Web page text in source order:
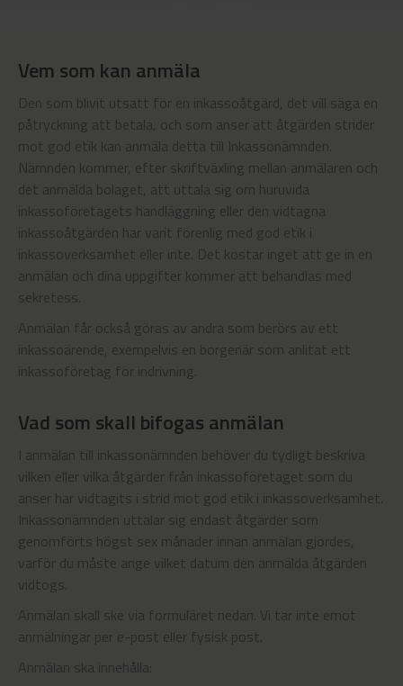
Vem som kan anmäla
Den som blivit utsatt för en inkassoåtgärd, det vill säga en
påtryckning att betala, och som anser att åtgärden strider
mot god etik kan anmäla detta till Inkassonämnden.
Nämnden kommer, efter skriftväxling mellan anmälaren och
det anmälda bolaget, att uttala sig om huruvida
inkassoföretagets handläggning eller den vidtagna
inkassoåtgärden har varit förenlig med god etik i
inkassoverksamhet eller inte. Det kostar inget att ge in en
anmälan och dina uppgifter kommer att behandlas med
sekretess.
Anmälan får också göras av andra som berörs av ett
inkassoärende, exempelvis en borgenär som anlitat ett
inkassoföretag för indrivning.
Vad som skall bifogas anmälan
I anmälan till inkassonämnden behöver du tydligt beskriva
vilken eller vilka åtgärder från inkassoföretaget som du
anser har vidtagits i strid mot god etik i inkassoverksamhet.
Inkassonämnden uttalar sig endast åtgärder som
genomförts högst sex månader innan anmälan gjordes,
varför du måste ange vilket datum den anmälda åtgärden
vidtogs.
Anmälan skall ske via formuläret nedan. Vi tar inte emot
anmälningar per e-post eller fysisk post.
Anmälan ska innehålla: